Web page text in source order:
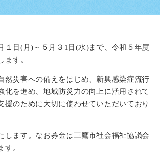
日(月)～５月３1日(水)まで、令和５年度
ます。
災害への備えをはじめ、新興感染症流行
を進め、地域防災力の向上に活用されて
のために大切に使わせていただいており
ます。なお募金は三鷹市社会福祉協議会
す。